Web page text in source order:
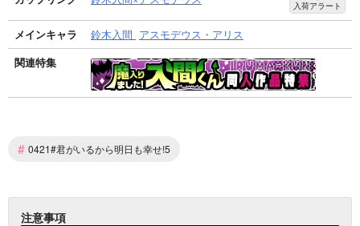
入荷アラート
メインキャラ 鈴木入間 アスモデウス・アリス
関連特集
# 0421#君がいるから明日も幸せ!5
注意事項